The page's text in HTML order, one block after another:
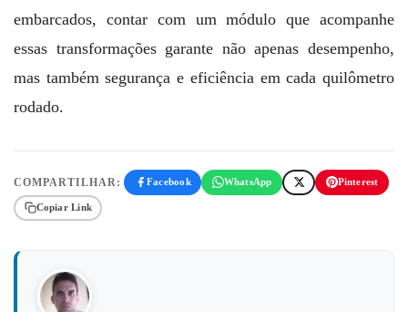
embarcados, contar com um módulo que acompanhe
essas transformações garante não apenas desempenho,
mas também segurança e eficiência em cada quilômetro
rodado.
COMPARTILHAR: Facebook WhatsApp Pinterest
Copiar Link